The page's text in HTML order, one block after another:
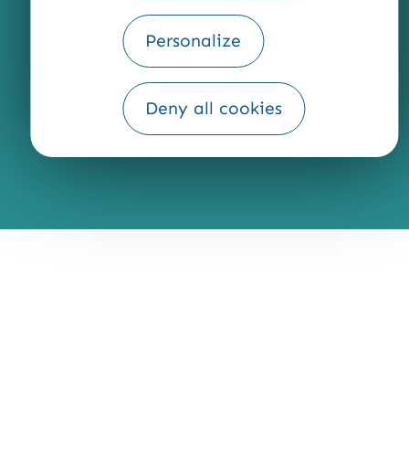
Personalize
Deny all cookies
Fourni par
Traduction